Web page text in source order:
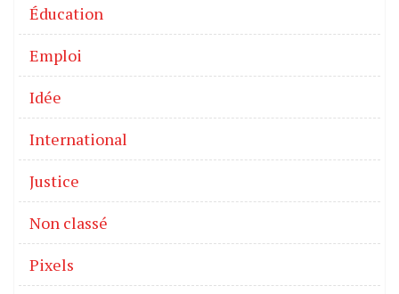
Éducation
Emploi
Idée
International
Justice
Non classé
Pixels